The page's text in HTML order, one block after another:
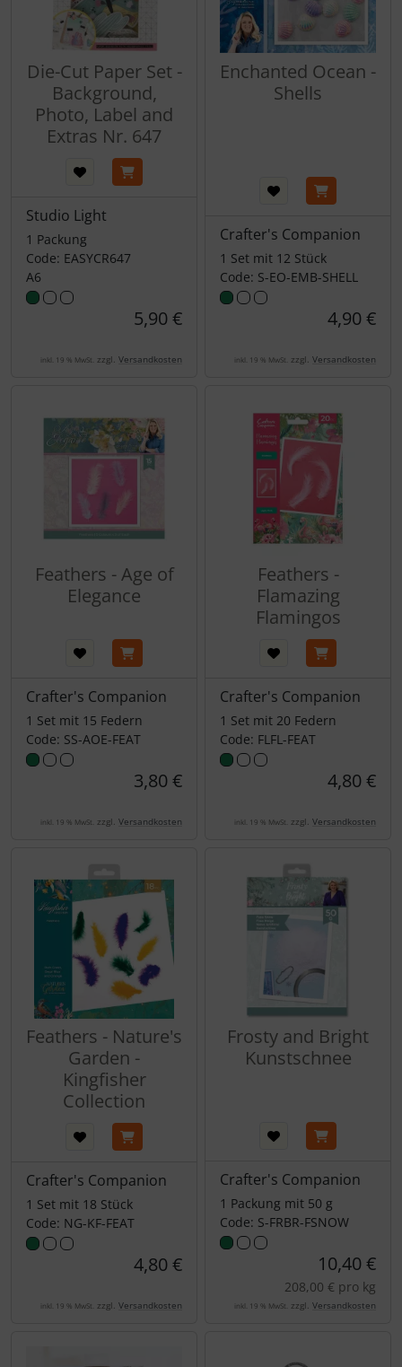
Die-Cut Paper Set -
Background,
Photo, Label and
Extras Nr. 647
Studio Light
1 Packung
Code: EASYCR647
A6
5,90 €
inkl. 19 % MwSt. zzgl. Versandkosten
Enchanted Ocean -
Shells
Crafter's Companion
1 Set mit 12 Stück
Code: S-EO-EMB-SHELL
4,90 €
inkl. 19 % MwSt. zzgl. Versandkosten
Feathers - Age of
Elegance
Crafter's Companion
1 Set mit 15 Federn
Code: SS-AOE-FEAT
3,80 €
inkl. 19 % MwSt. zzgl. Versandkosten
Feathers -
Flamazing
Flamingos
Crafter's Companion
1 Set mit 20 Federn
Code: FLFL-FEAT
4,80 €
inkl. 19 % MwSt. zzgl. Versandkosten
Feathers - Nature's
Garden -
Kingfisher
Collection
Crafter's Companion
1 Set mit 18 Stück
Code: NG-KF-FEAT
4,80 €
inkl. 19 % MwSt. zzgl. Versandkosten
Frosty and Bright
Kunstschnee
Crafter's Companion
1 Packung mit 50 g
Code: S-FRBR-FSNOW
10,40 €
208,00 € pro kg
inkl. 19 % MwSt. zzgl. Versandkosten